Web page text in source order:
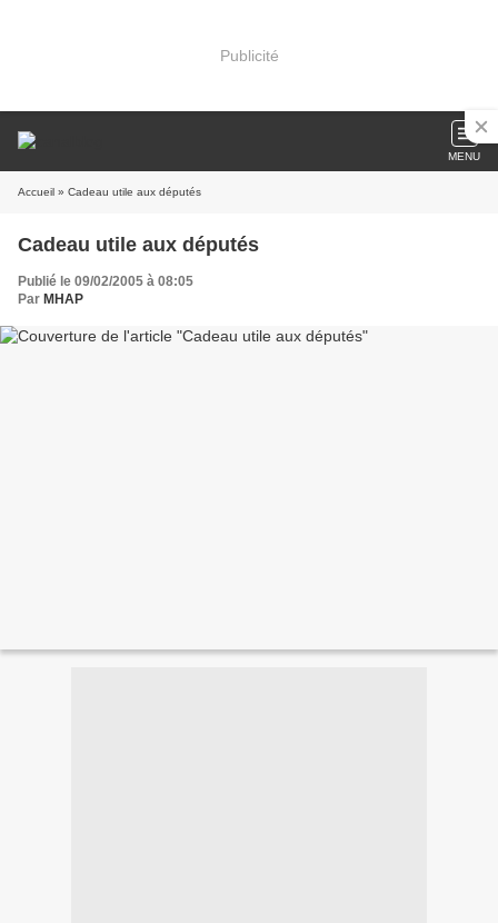
Publicité
MENU
Accueil » Cadeau utile aux députés
Cadeau utile aux députés
Publié le 09/02/2005 à 08:05
Par MHAP